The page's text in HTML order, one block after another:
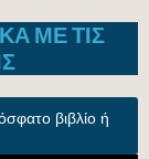
ΜΕ ΤΙΣ
βιβλίο ή